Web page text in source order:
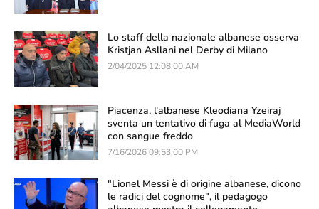
Lo staff della nazionale albanese osserva
Kristjan Asllani nel Derby di Milano
2/04/2025 12:08:00 AM
Piacenza, l'albanese Kleodiana Yzeiraj
sventa un tentativo di fuga al MediaWorld
con sangue freddo
7/16/2026 09:53:00 PM
"Lionel Messi è di origine albanese, dicono
le radici del cognome", il pedagogo